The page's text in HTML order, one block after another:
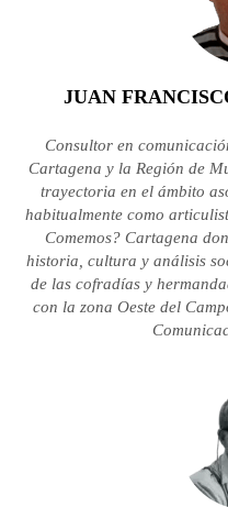
JUAN
Consultor en
Cartagena y la Región de
trayectoria en el ámbito
habitualmente como
Comemos? Cartagena
historia, cultura y análisis
de las cofradías y
con la zona Oeste del